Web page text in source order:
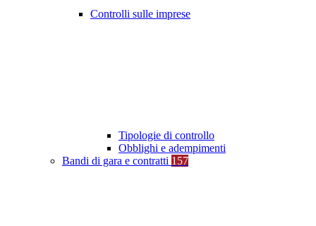
Controlli sulle imprese
Tipologie di controllo
Obblighi e adempimenti
Bandi di gara e contratti 157